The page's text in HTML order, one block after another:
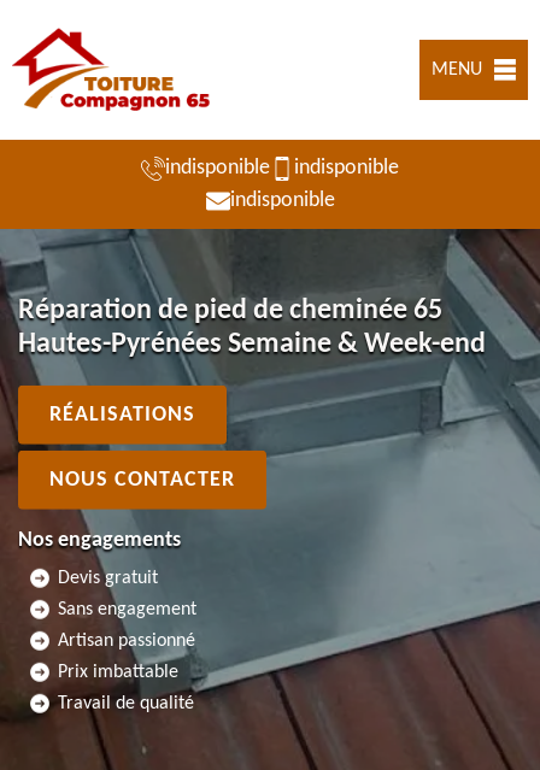
MENU
indisponible
indisponible
indisponible
Réparation de pied de cheminée 65
Hautes-Pyrénées Semaine & Week-end
RÉALISATIONS
NOUS CONTACTER
Nos engagements
Devis gratuit
Sans engagement
Artisan passionné
Prix imbattable
Travail de qualité